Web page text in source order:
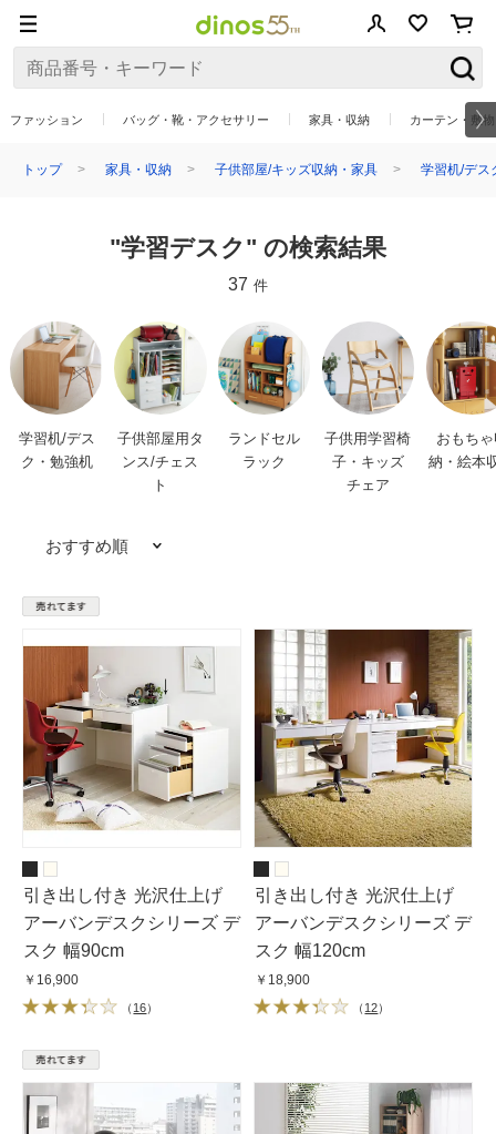
ファッション バッグ・靴・アクセサリー 家具・収納 カーテン・敷
トップ 家具・収納 子供部屋/キッズ収納・家具 学習机/デス
"学習デスク" の検索結果
37 件
学習机/デス
ク・勉強机
子供部屋用タ
ンス/チェス
ト
ランドセル
ラック
子供用学習椅
子・キッズ
チェア
おもち
納・絵本
おすすめ順
引き出し付き 光沢仕上げ
アーバンデスクシリーズ デ
スク 幅90cm
￥16,900
（ 16）
引き出し付き 光沢仕上げ
アーバンデスクシリーズ デ
スク 幅120cm
￥18,900
（ 12）